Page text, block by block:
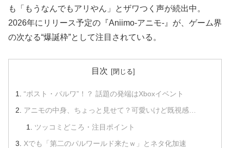
も「もうなんでもアリやん」とザワつく声が続出中。
2026年にリリース予定の『Aniimo-アニモ-』が、ゲーム界
の次なる“爆誕枠”として注目されている。
目次
“ポスト・パルワ”！？ 話題の発端はXboxイベント
アニモの中身、ちょっと見せて？可愛いけど既視感…
ツッコミどころ・注目ポイント
Xでも「第二のパルワールド来たｗ」とネタ化加速